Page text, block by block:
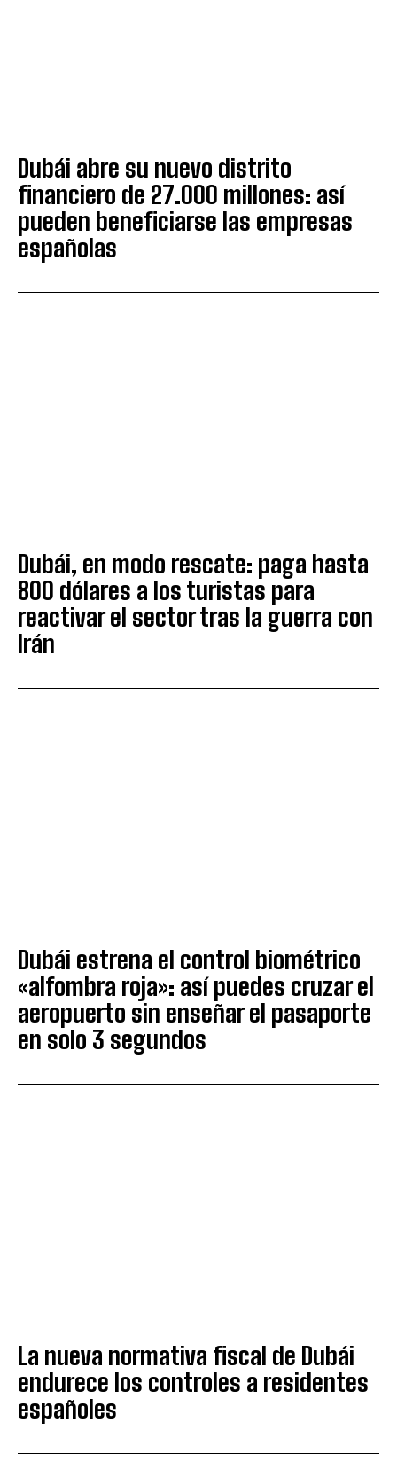
Dubái abre su nuevo distrito
financiero de 27.000 millones: así
pueden beneficiarse las empresas
españolas
Dubái, en modo rescate: paga hasta
800 dólares a los turistas para
reactivar el sector tras la guerra con
Irán
Dubái estrena el control biométrico
«alfombra roja»: así puedes cruzar el
aeropuerto sin enseñar el pasaporte
en solo 3 segundos
La nueva normativa fiscal de Dubái
endurece los controles a residentes
españoles